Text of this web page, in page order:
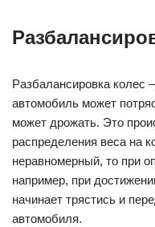
Разбалансировка колес
автомобиль может
может дрожать. Это
распределения веса на
неравномерный, то при
например, при
начинает трястись и
автомобиля.